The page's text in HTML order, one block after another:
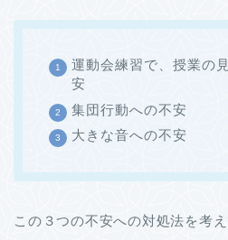
運動会練習で、授業の
安
集団行動への不安
大きな音への不安
この３つの不安への対処法を考